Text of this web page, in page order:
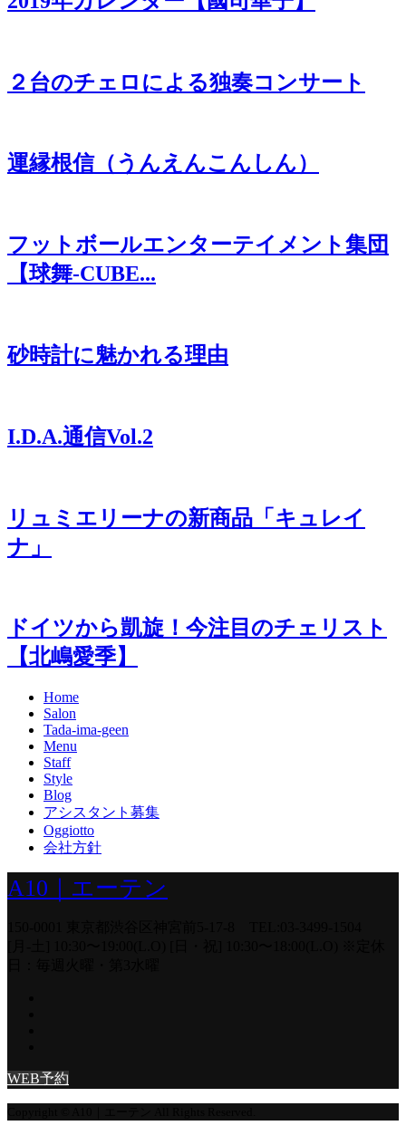
２台のチェロによる独奏コンサート
運縁根信（うんえんこんしん）
フットボールエンターテイメント集団
【球舞-CUBE...
砂時計に魅かれる理由
I.D.A.通信Vol.2
リュミエリーナの新商品「キュレイ
ナ」
ドイツから凱旋！今注目のチェリスト
【北嶋愛季】
Home
Salon
Tada-ima-geen
Menu
Staff
Style
Blog
アシスタント募集
Oggiotto
会社方針
A10｜エーテン
WEB予約